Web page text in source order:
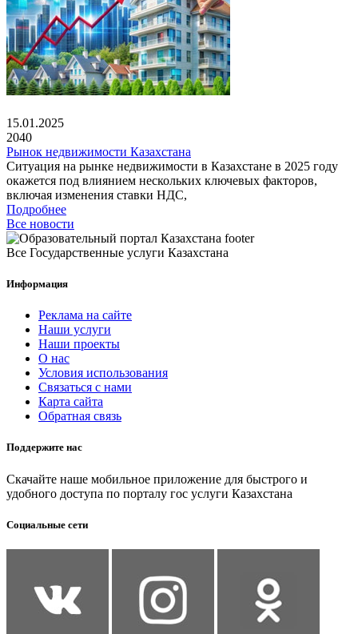
15.01.2025
2040
Рынок недвижимости Казахстана
Ситуация на рынке недвижимости в Казахстане в 2025 году
окажется под влиянием нескольких ключевых факторов,
включая изменения ставки НДС,
Подробнее
Все новости
Все Государственные услуги Казахстана
Информация
Реклама на сайте
Наши услуги
Наши проекты
О нас
Условия использования
Связаться с нами
Карта сайта
Обратная связь
Поддержите нас
Скачайте наше мобильное приложение для быстрого и
удобного доступа по порталу гос услуги Казахстана
Социальные сети